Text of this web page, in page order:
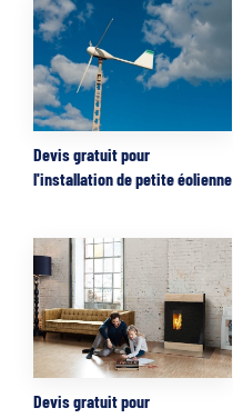
Devis gratuit pour
l'installation de petite éolienne
Devis gratuit pour